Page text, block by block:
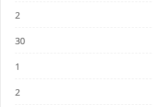
2
30
1
2